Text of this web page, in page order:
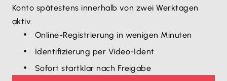
Konto spätestens innerhalb von zwei Werktagen
aktiv.
Online-Registrierung in wenigen Minuten
Identifizierung per Video-Ident
Sofort startklar nach Freigabe